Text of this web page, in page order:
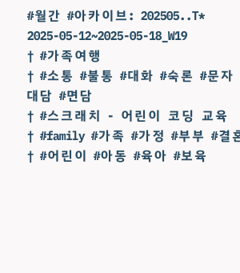
#월간 #아카이브: 202505..T*
2025-05-12~2025-05-18_W19
† #가족여행
† #소통 #불통 #대화 #숙론 #문자
대담 #면담
† #스크래치 - 어린이 코딩 교육
† #family #가족 #가정 #부부 #결
† #어린이 #아동 #육아 #보육